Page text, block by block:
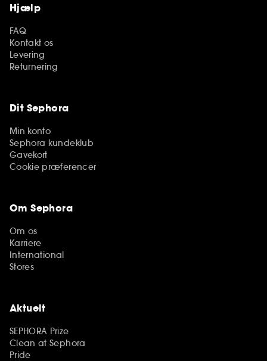
Hjælp
FAQ
Kontakt os
Levering
Returnering
Dit Sephora
Min konto
Sephora kundeklub
Gavekort
Cookie præferencer
Om Sephora
Om os
Karriere
International
Stores
Aktuelt
SEPHORA Prize
Clean at Sephora
Pride